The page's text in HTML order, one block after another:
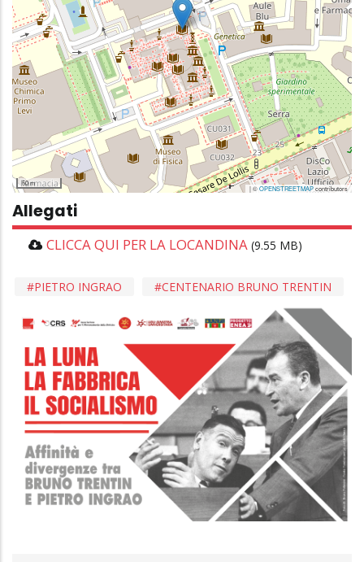
50 m
| ©OPENSTREETMAPcontributors
Allegati
CLICCA QUI PER LA LOCANDINA (9.55 MB)
CENTENARIO BRUNO TRENTIN
PIETRO INGRAO